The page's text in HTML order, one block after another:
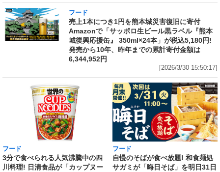
フード
売上1本につき1円を熊本城災害復旧に寄付
Amazonで「サッポロ生ビール黒ラベル『熊本
城復興応援缶』 350ml×24本」が税込5,180円!
発売から10年、昨年までの累計寄付金額は
6,344,952円
[2026/3/30 15:50:17]
フード
3分で食べられる人気沸騰中の四
川料理! 日清食品が「カップヌー
フード
自慢のそばが食べ放題! 和食麺処
サガミが「晦日そば」を明日31日